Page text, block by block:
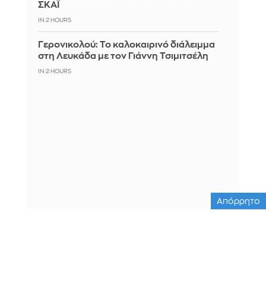
ΣΚΑΪ
IN 2 HOURS
Γερονικολού: Το καλοκαιρινό διάλειμμα
στη Λευκάδα με τον Γιάννη Τσιμιτσέλη
IN 2 HOURS
Απόρρητο